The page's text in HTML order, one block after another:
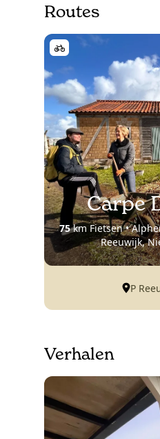
Routes
Carpe
75km Fietsen •
Reeuwijk,
P
Verhalen